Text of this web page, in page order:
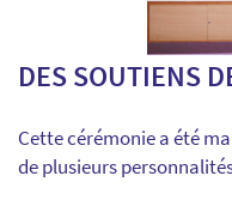
DES SOUTIENS
Cette cérémonie a été
de plusieurs